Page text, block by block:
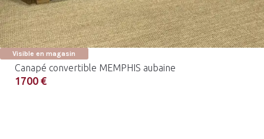
Visible en magasin
Canapé convertible MEMPHIS aubaine
1700 €